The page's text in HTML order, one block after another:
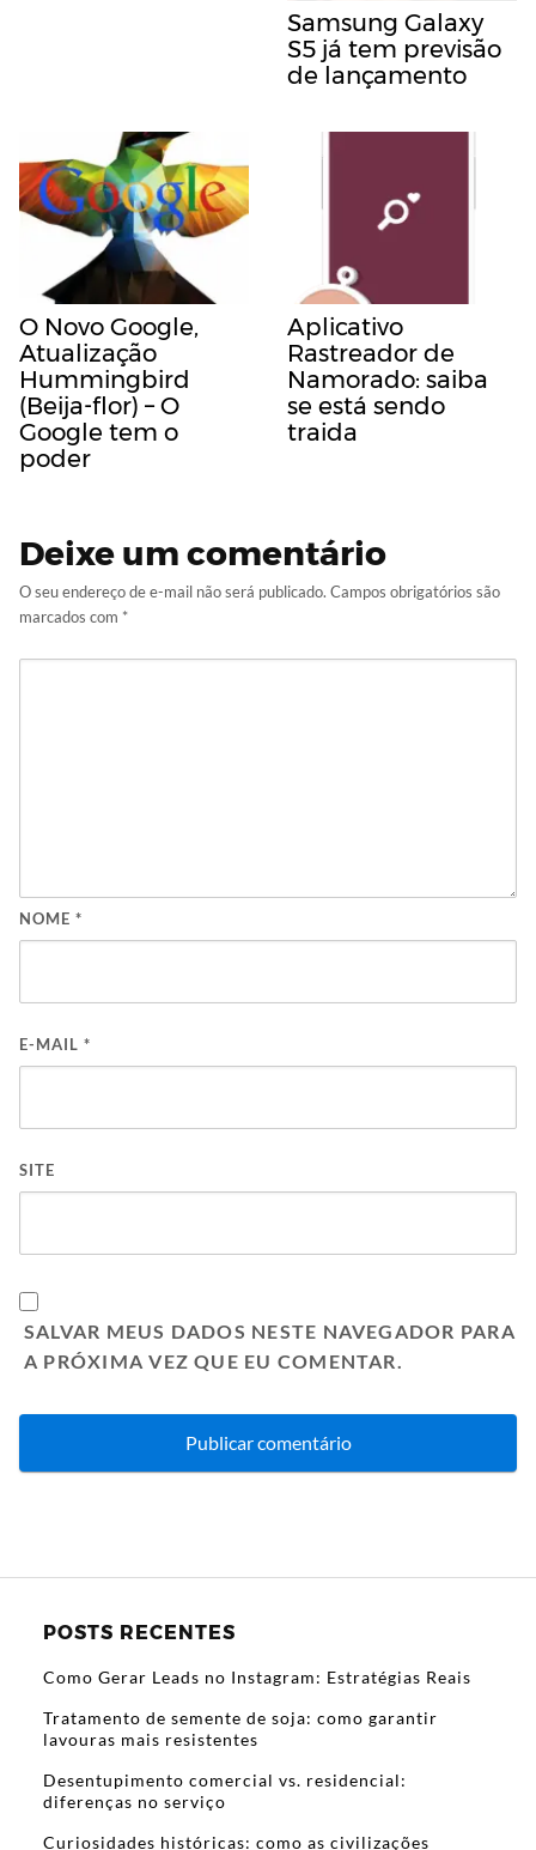
Samsung Galaxy
S5 já tem previsão
de lançamento
O Novo Google,
Atualização
Hummingbird
(Beija-flor) – O
Google tem o
poder
Aplicativo
Rastreador de
Namorado: saiba
se está sendo
traida
Deixe um comentário
O seu endereço de e-mail não será publicado. Campos obrigatórios são
marcados com *
NOME *
E-MAIL *
SITE
SALVAR MEUS DADOS NESTE NAVEGADOR PARA
A PRÓXIMA VEZ QUE EU COMENTAR.
POSTS RECENTES
Como Gerar Leads no Instagram: Estratégias Reais
Tratamento de semente de soja: como garantir
lavouras mais resistentes
Desentupimento comercial vs. residencial:
diferenças no serviço
Curiosidades históricas: como as civilizações